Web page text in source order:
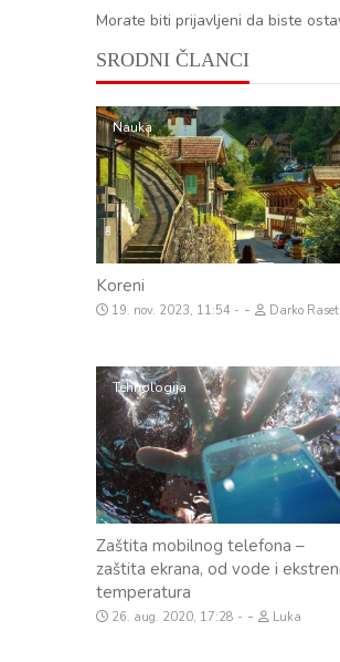
Morate biti prijavljeni da biste
SRODNI ČLANCI
Nauka
Koreni
19. nov. 2023, 11:54 - Darko
Tehnologija
Zaštita mobilnog telefona –
zaštita ekrana, od vode i
temperatura
26. aug. 2020, 17:28 - Luka